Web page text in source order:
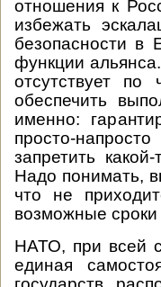
отношения к
избежать
безопасности в
функции
отсутствует
обеспечить
именно:
просто-
запретить
Надо понимать,
что не
возможные сроки
НАТО, при всей
единая